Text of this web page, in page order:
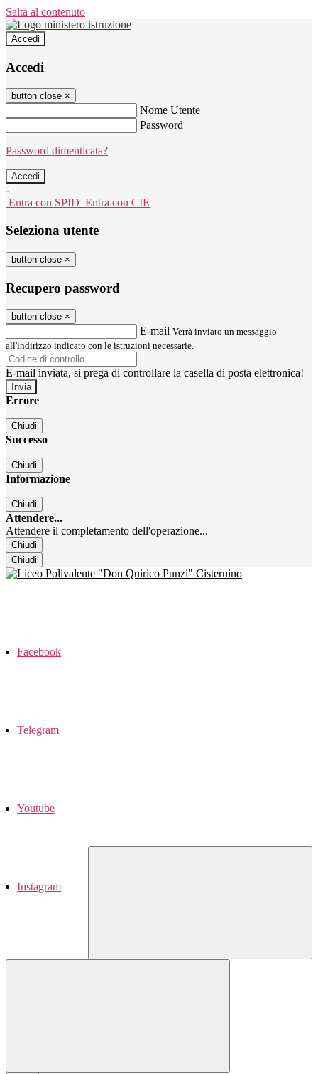
Salta al contenuto
Accedi
Accedi
button close ×
Nome Utente
Password
Password dimenticata?
-
Entra con SPID Entra con CIE
Seleziona utente
button close ×
Recupero password
button close ×
E-mail Verrà inviato un messaggio
all'indirizzo indicato con le istruzioni necessarie.
E-mail inviata, si prega di controllare la casella di posta elettronica!
Errore
Chiudi
Successo
Chiudi
Informazione
Chiudi
Attendere...
Attendere il completamento dell'operazione...
Chiudi
Chiudi
Facebook
Telegram
Youtube
Instagram